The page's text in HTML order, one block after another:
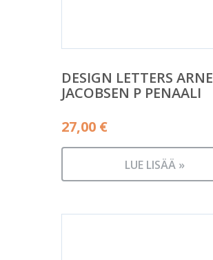
DESIGN LETTERS ARNE
JACOBSEN P PENAALI
27,00 €
LUE LISÄÄ »